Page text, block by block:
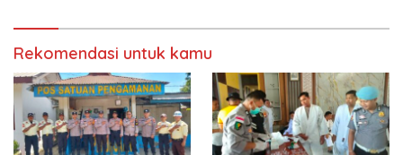
Rekomendasi untuk kamu